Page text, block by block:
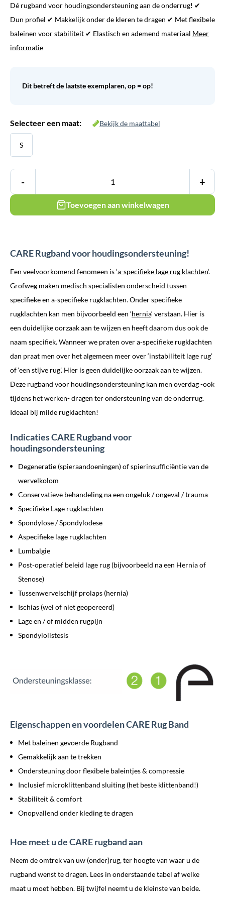
was:
€ 23,95.
is:
€ 4,95.
Dé rugband voor houdingsondersteuning aan de onderrug! ✔
Dun profiel ✔ Makkelijk onder de kleren te dragen ✔ Met flexibele
baleinen voor stabiliteit ✔ Elastisch en ademend materiaal Meer
informatie
Dit betreft de laatste exemplaren, op = op!
Selecteer een maat: Bekijk de maattabel
S
- +
Toevoegen aan winkelwagen
CARE Rugband voor houdingsondersteuning!
Een veelvoorkomend fenomeen is ‘a-specifieke lage rug klachten‘.
Grofweg maken medisch specialisten onderscheid tussen
specifieke en a-specifieke rugklachten. Onder specifieke
rugklachten kan men bijvoorbeeld een ‘hernia‘ verstaan. Hier is
een duidelijke oorzaak aan te wijzen en heeft daarom dus ook de
naam specifiek. Wanneer we praten over a-specifieke rugklachten
dan praat men over het algemeen meer over ‘instabiliteit lage rug’
of ‘een stijve rug’. Hier is geen duidelijke oorzaak aan te wijzen.
Deze rugband voor houdingsondersteuning kan men overdag -ook
tijdens het werken- dragen ter ondersteuning van de onderrug.
Ideaal bij milde rugklachten!
Indicaties CARE Rugband voor
houdingsondersteuning
Degeneratie (spieraandoeningen) of spierinsufficiëntie van de
wervelkolom
Conservatieve behandeling na een ongeluk / ongeval / trauma
Specifieke Lage rugklachten
Spondylose / Spondylodese
Aspecifieke lage rugklachten
Lumbalgie
Post-operatief beleid lage rug (bijvoorbeeld na een Hernia of
Stenose)
Tussenwervelschijf prolaps (hernia)
Ischias (wel of niet geopereerd)
Lage en / of midden rugpijn
Spondylolistesis
Eigenschappen en voordelen CARE Rug Band
Met baleinen gevoerde Rugband
Gemakkelijk aan te trekken
Ondersteuning door flexibele baleintjes & compressie
Inclusief microklittenband sluiting (het beste klittenband!)
Stabiliteit & comfort
Onopvallend onder kleding te dragen
Hoe meet u de CARE rugband aan
Neem de omtrek van uw (onder)rug, ter hoogte van waar u de
rugband wenst te dragen. Lees in onderstaande tabel af welke
maat u moet hebben. Bij twijfel neemt u de kleinste van beide.